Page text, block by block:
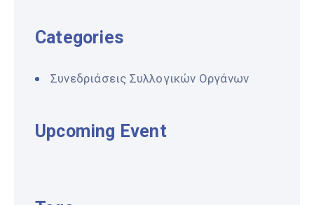
Categories
Συνεδριάσεις Συλλογικών Οργάνων
Upcoming Event